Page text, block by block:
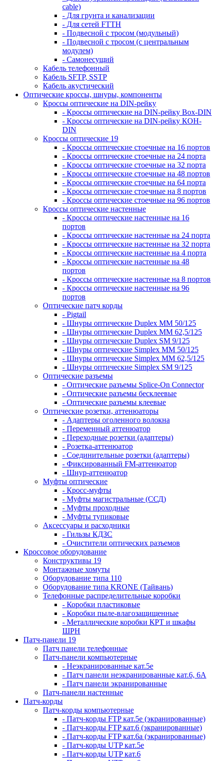
cable)
- Для грунта и канализации
- Для сетей FTTH
- Подвесной с тросом (модульный)
- Подвесной с тросом (с центральным
модулем)
- Самонесущий
Кабель телефонный
Кабель SFTP, SSTP
Кабель акустический
Оптические кроссы, шнуры, компоненты
Кроссы оптические на DIN-рейку
- Кроссы оптические на DIN-рейку Box-DIN
- Кроссы оптические на DIN-рейку КОН-
DIN
Кроссы оптические 19
- Кроссы оптические стоечные на 16 портов
- Кроссы оптические стоечные на 24 порта
- Кроссы оптические стоечные на 32 порта
- Кроссы оптические стоечные на 48 портов
- Кроссы оптические стоечные на 64 порта
- Кроссы оптические стоечные на 8 портов
- Кроссы оптические стоечные на 96 портов
Кроссы оптические настенные
- Кроссы оптические настенные на 16
портов
- Кроссы оптические настенные на 24 порта
- Кроссы оптические настенные на 32 порта
- Кроссы оптические настенные на 4 порта
- Кроссы оптические настенные на 48
портов
- Кроссы оптические настенные на 8 портов
- Кроссы оптические настенные на 96
портов
Оптические патч корды
- Pigtail
- Шнуры оптические Duplex MM 50/125
- Шнуры оптические Duplex MM 62,5/125
- Шнуры оптические Duplex SM 9/125
- Шнуры оптические Simplex MM 50/125
- Шнуры оптические Simplex MM 62,5/125
- Шнуры оптические Simplex SM 9/125
Оптические разъемы
- Оптические разъемы Splice-On Connector
- Оптические разъемы бесклеевые
- Оптические разъемы клеевые
Оптические розетки, аттенюаторы
- Адаптеры оголенного волокна
- Переменный аттенюатор
- Переходные розетки (адаптеры)
- Розетка-аттенюатор
- Соединительные розетки (адаптеры)
- Фиксированный FM-аттенюатор
- Шнур-аттенюатор
Муфты оптические
- Кросс-муфты
- Муфты магистральные (ССД)
- Муфты проходные
- Муфты тупиковые
Аксессуары и расходники
- Гильзы КДЗС
- Очистители оптических разъемов
Кроссовое оборудование
Конструктивы 19
Монтажные хомуты
Оборудование типа 110
Оборудование типа KRONE (Тайвань)
Телефонные распределительные коробки
- Коробки пластиковые
- Коробки пыле-влагозащищенные
- Металлические коробки КРТ и шкафы
ШРН
Патч-панели 19
Патч панели телефонные
Патч-панели компьютерные
- Неэкранированные кат.5е
- Патч панели неэкранированные кат.6, 6А
- Патч панели экранированные
Патч-панели настенные
Патч-корды
Патч-корды компьютерные
- Патч-корды FTP кат.5е (экранированные)
- Патч-корды FTP кат.6 (экранированные)
- Патч-корды FTP кат.6а (экранированные)
- Патч-корды UTP кат.5е
- Патч-корды UTP кат.6